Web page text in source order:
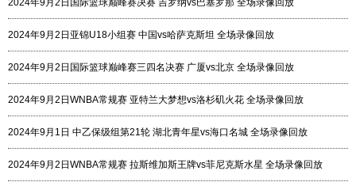
2024年9月2日国际篮球巅峰赛决赛 吉罗纳vs巴塞罗那 全场录像回放
2024年9月2日亚锦U18小组赛 中国vs哈萨克斯坦 全场录像回放
2024年9月2日国际篮球巅峰赛三四名决赛 广厦vs北京 全场录像回放
2024年9月2日WNBA常规赛 亚特兰大梦想vs洛杉矶火花 全场录像回放
2024年9月1日 中乙保级组第21轮 湖北青年星vs海口名城 全场录像回放
2024年9月2日WNBA常规赛 拉斯维加斯王牌vs菲尼克斯水星 全场录像回放